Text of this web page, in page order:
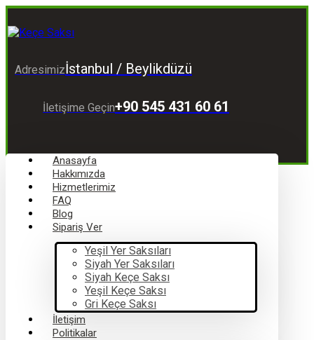
Adresimizİstanbul / Beylikdüzü
İletişime Geçin+90 545 431 60 61
Anasayfa
Hakkımızda
Hizmetlerimiz
FAQ
Blog
Sipariş Ver
Yeşil Yer Saksıları
Siyah Yer Saksıları
Siyah Keçe Saksı
Yeşil Keçe Saksı
Gri Keçe Saksı
İletişim
Politikalar